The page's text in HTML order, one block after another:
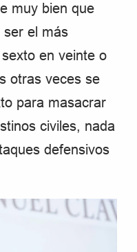
muy bien que
ser el más
en veinte o
otras veces se
para masacrar
civiles, nada
defensivos